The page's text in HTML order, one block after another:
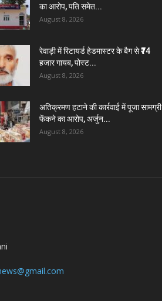
का आरोप, पति समेत...
August 8, 2026
रेवाड़ी में रिटायर्ड हेडमास्टर के बैग से ₹74
हजार गायब, पोस्ट...
August 8, 2026
अतिक्रमण हटाने की कार्रवाई में पूजा सामग्री
फेंकने का आरोप, अर्जुन...
August 8, 2026